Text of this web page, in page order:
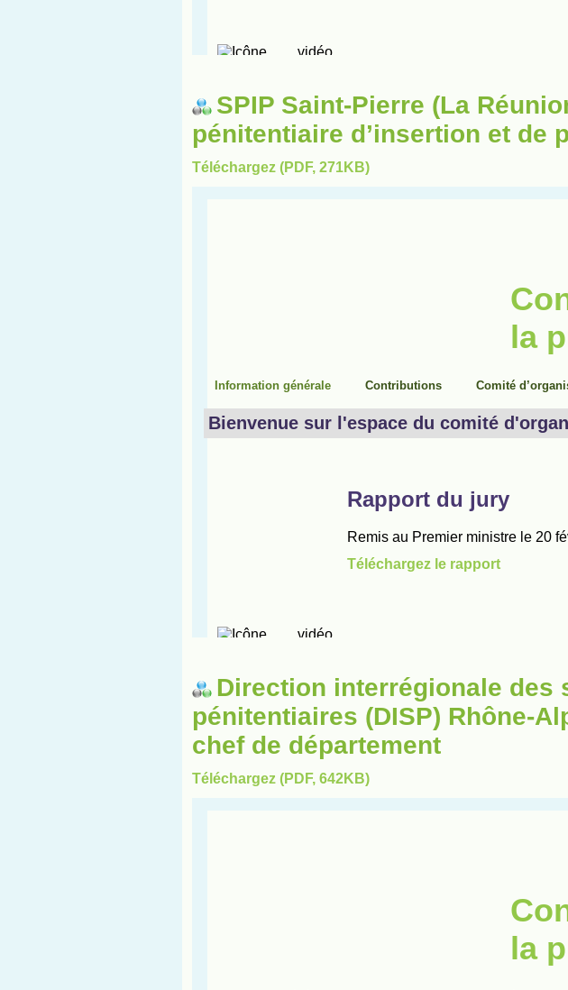
SPIP Saint-Pierre (La
pénitentiaire d’insertion et de
Téléchargez (PDF, 271KB)
Direction interrégionale des
pénitentiaires (DISP) Rhône-
chef de département
Téléchargez (PDF, 642KB)